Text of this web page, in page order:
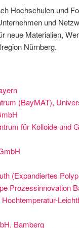
Hochschulen und
und
neue Materialien,
Nürnberg.
(BayMAT),
für Kolloide und
(Expandiertes
Prozessinnovation
Bamberg